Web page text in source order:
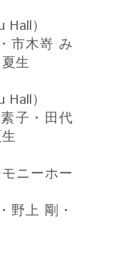
）
市木嵜 み
生
）
子・田代
ニーホー
野上 剛・